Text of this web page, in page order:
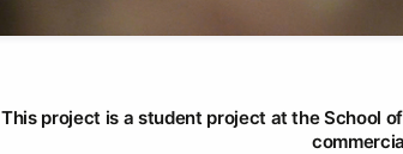
This project is a student project at the School